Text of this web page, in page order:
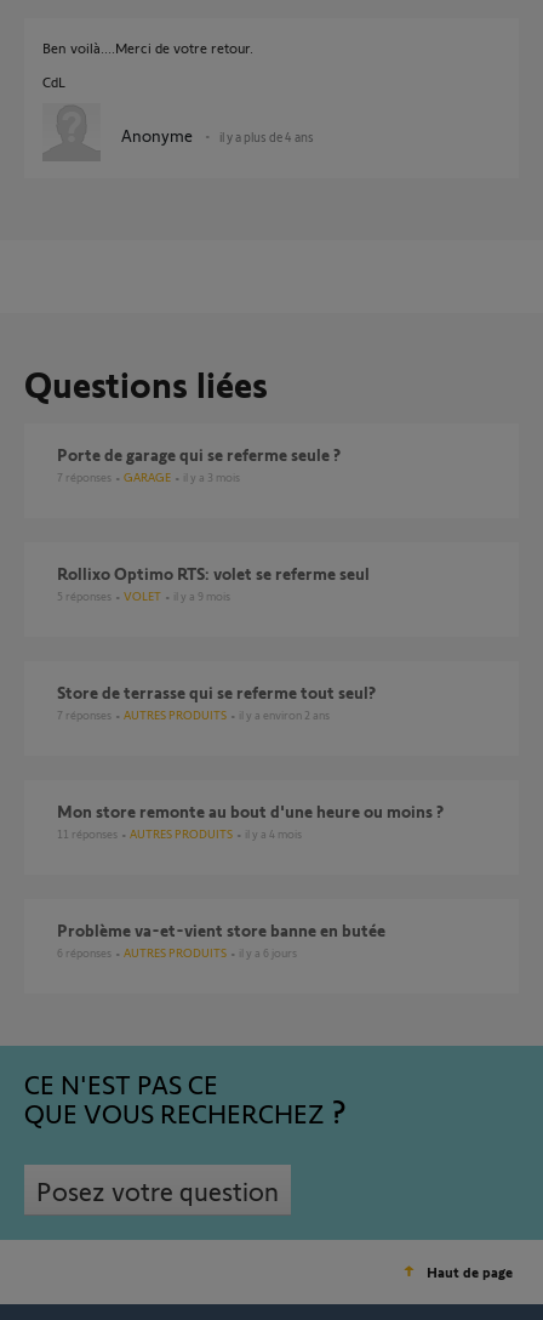
Ben voilà....Merci de votre retour.
CdL
Anonyme il y a plus de 4 ans
Questions liées
Porte de garage qui se referme seule ?
7 réponses GARAGE il y a 3 mois
Rollixo Optimo RTS: volet se referme seul
5 réponses VOLET il y a 9 mois
Store de terrasse qui se referme tout seul?
7 réponses AUTRES PRODUITS il y a environ 2 ans
Mon store remonte au bout d'une heure ou moins ?
11 réponses AUTRES PRODUITS il y a 4 mois
Problème va-et-vient store banne en butée
6 réponses AUTRES PRODUITS il y a 6 jours
CE N'EST PAS CE
QUE VOUS RECHERCHEZ
Posez votre question
Haut de page